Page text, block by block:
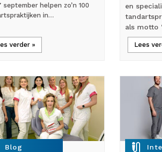
september helpen zo’n 100
in…
verder »
en
als motto
Lees
Blog mic_external_on